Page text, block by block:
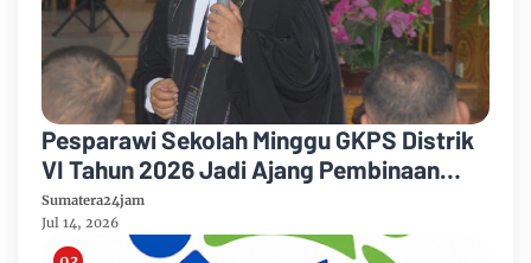
Pesparawi Sekolah Minggu GKPS Distrik
VI Tahun 2026 Jadi Ajang Pembinaan
Iman dan Pengembangan Talenta Anak
Sumatera24jam
Jul 14, 2026